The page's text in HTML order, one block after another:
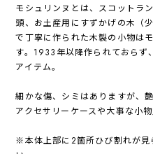
モシュリンヌとは、スコットラ
頭、お土産用にすずかげの木（
で丁寧に作られた木製の小物は
す。1933年以降作られておらず
アイテム。
細かな傷、シミはありますが、
アクセサリーケースや大事な小
※本体上部に2箇所ひび割れが見